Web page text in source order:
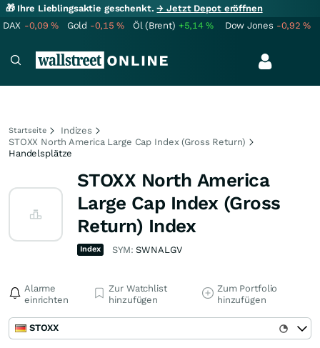
🎁 Ihre Lieblingsaktie geschenkt.→ Jetzt Depot eröffnen
DAX -0,09% Gold -0,15% Öl (Brent) +5,14% Dow Jones -0,92%
Startseite
Indizes
STOXX North America Large Cap Index (Gross Return)
Handelsplätze
STOXX North America
Large Cap Index (Gross
Return) Index
Index SYM:SWNALGV
Alarme
einrichten
Zur Watchlist
hinzufügen
Zum Portfolio
hinzufügen
STOXX